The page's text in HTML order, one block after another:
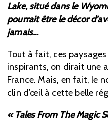
Lake, situé dans le
pourrait être le décor
jamais…
Tout à fait, ces
inspirants, on dirait une
France. Mais, en fait, le
clin d’œil à cette belle
« Tales From The Magic